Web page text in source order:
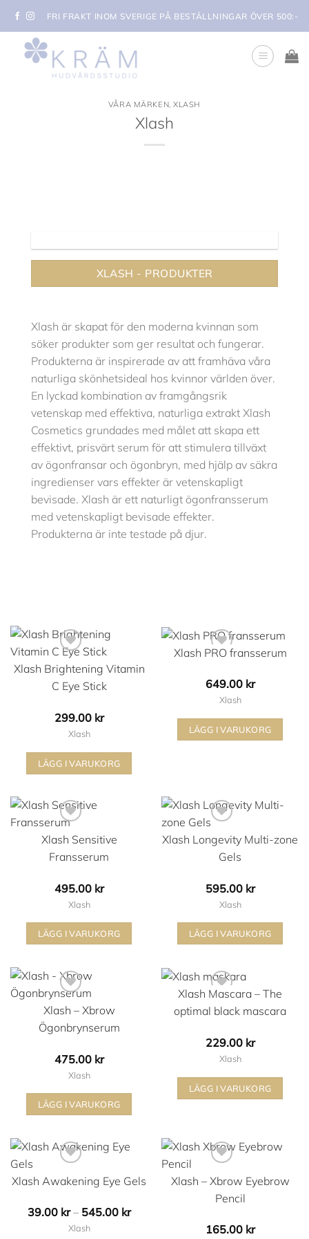
content
FRI FRAKT INOM SVERIGE PÅ BESTÄLLNINGAR ÖVER 500:-
VÅRA MÄRKEN,XLASH
Xlash
XLASH - PRODUKTER
Xlash är skapat för den moderna kvinnan som
söker produkter som ger resultat och fungerar.
Produkterna är inspirerade av att framhäva våra
naturliga skönhetsideal hos kvinnor världen över.
En lyckad kombination av framgångsrik
vetenskap med effektiva, naturliga extrakt Xlash
Cosmetics grundades med målet att skapa ett
effektivt, prisvärt serum för att stimulera tillväxt
av ögonfransar och ögonbryn, med hjälp av säkra
ingredienser vars effekter är vetenskapligt
bevisade. Xlash är ett naturligt ögonfransserum
med vetenskapligt bevisade effekter.
Produkterna är inte testade på djur.
Lägg i min önskelista
Xlash Brightening Vitamin
C Eye Stick
299.00 kr
Xlash
LÄGG I VARUKORG
Xlash PRO fransserum
649.00 kr
Xlash
LÄGG I VARUKORG
Lägg i min önskelista
Xlash Sensitive
Fransserum
495.00 kr
Xlash
LÄGG I VARUKORG
Lägg i min önskelista
Xlash Longevity Multi-zone
Gels
595.00 kr
Xlash
LÄGG I VARUKORG
Lägg i min önskelista
Xlash – Xbrow
Ögonbrynserum
475.00 kr
Xlash
LÄGG I VARUKORG
Xlash Mascara – The
optimal black mascara
229.00 kr
Xlash
LÄGG I VARUKORG
Xlash Awakening Eye Gels
39.00 kr – 545.00 krPrisintervall:
Xlash
Xlash – Xbrow Eyebrow
Pencil
165.00 kr